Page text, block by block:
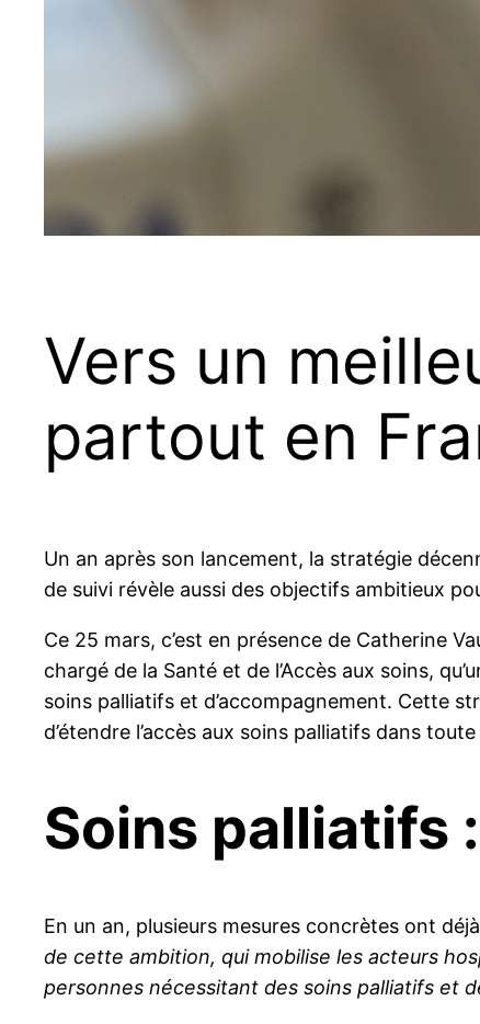
Vers un
partout en
Un an après son lancement, la stratégie
de suivi révèle aussi des objectifs ambitieux
Ce 25 mars, c’est en présence de Catherine
chargé de la Santé et de l’Accès aux soins,
soins palliatifs et d’accompagnement. Cette
d’étendre l’accès aux soins palliatifs dans
Soins palliatifs
En un an, plusieurs mesures concrètes ont
de cette ambition, qui mobilise les acteurs
personnes nécessitant des soins palliatifs et